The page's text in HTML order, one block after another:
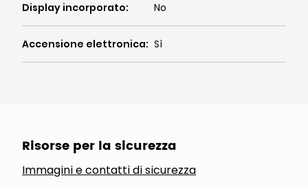
Display incorporato: No
Accensione elettronica: Sì
Risorse per la sicurezza
Immagini e contatti di sicurezza